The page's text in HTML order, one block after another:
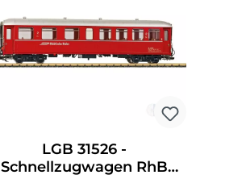
LGB 31526 -
Schnellzugwagen RhB